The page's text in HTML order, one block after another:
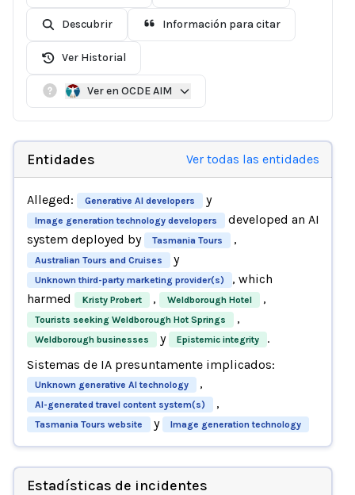
Descubrir Información para citar
Ver Historial
Ver en OCDE AIM
Entidades Ver todas las entidades
Alleged: Generative AI developers y
Image generation technology developers
developed an AI
system deployed by
Tasmania Tours ,
Australian Tours and Cruises y
Unknown third-party marketing provider(s)
, which
harmed
Kristy Probert , Weldborough Hotel ,
Tourists seeking Weldborough Hot Springs ,
Weldborough businesses y Epistemic integrity
.
Sistemas de IA presuntamente implicados:
Unknown generative AI technology ,
AI-generated travel content system(s) ,
Tasmania Tours website y Image generation technology
Estadísticas de incidentes